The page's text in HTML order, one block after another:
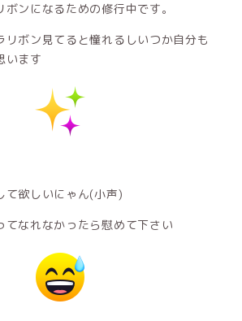
ンになるための修行中です。
リボン見てると憧れるしいつか自分も
います
て欲しいにゃん(小声)
てなれなかったら慰めて下さい